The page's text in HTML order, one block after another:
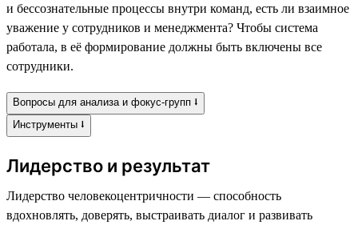
и бессознательные процессы внутри команд, есть ли взаимное
уважение у сотрудников и менеджмента? Чтобы система
работала, в её формирование должны быть включены все
сотрудники.
Вопросы для анализа и фокус-групп ⭣
Инструменты ⭣
Лидерство и результат
Лидерство человекоцентричности — способность
вдохновлять, доверять, выстраивать диалог и развивать